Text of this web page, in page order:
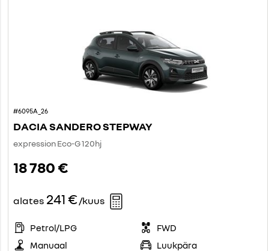
#6095A_26
DACIA SANDERO STEPWAY
expression Eco-G 120hj
18 780 €
alates 241 €/kuus
Petrol/LPG
FWD
Manuaal
Luukpära